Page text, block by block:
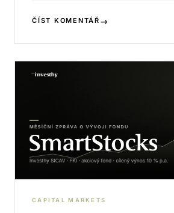
ČÍST KOMENTÁŘ →
CAPITAL MARKETS